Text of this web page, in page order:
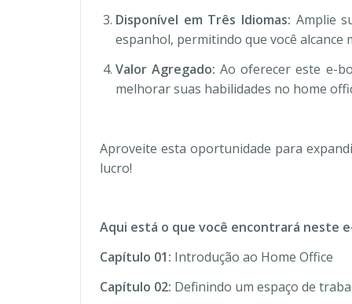
Disponível em Três Idiomas: Amplie
espanhol, permitindo que você alcance
Valor Agregado: Ao oferecer este e-
melhorar suas habilidades no home
Aproveite esta oportunidade para
lucro!
Aqui está o que você encontrará neste
Capítulo 01: Introdução ao Home Office
Capítulo 02: Definindo um espaço de